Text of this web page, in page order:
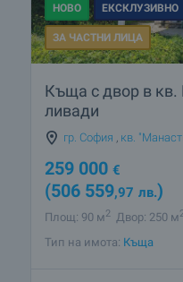
НОВО ЕКСКЛУЗИВНО
ЗА ЧАСТНИ ЛИЦА
Къща с двор в кв.
ливади
гр. София кв.
259 000 €
(506 559,97 лв.)
Площ: 90 м2 Двор: 250 м2
Тип на имота: Къща